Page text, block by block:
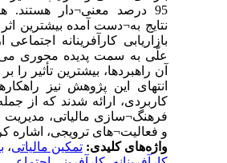
95 درصد معنی¬دار هستند.
نتایج به¬دست آمده بیشترین اثر
بازاریابی کارآفرینانه
علّی به سمت پدیده محوری
آن راهبردها، بیشترین تأثیر را بر
انتهای این پژوهش نیز
کاربردی، ارائه شدند که از جمله
فرهنگ¬سازی مالیاتی، مدیریت
و فعالیت¬های ترویجی، اشاره کرد.
واژه‌های کلیدی:تمکین مالیاتی،